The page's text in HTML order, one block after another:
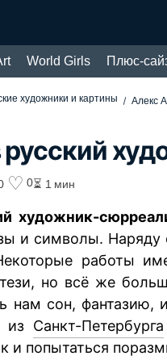
World Girls Плюс-
художники и картины Алекс
русский
♡ 0⏳ 1 мин
художник-
и символы. Наряду
работы
но всё же
нам сон, фантазию,
из Санкт-Петербурга
и попытаться